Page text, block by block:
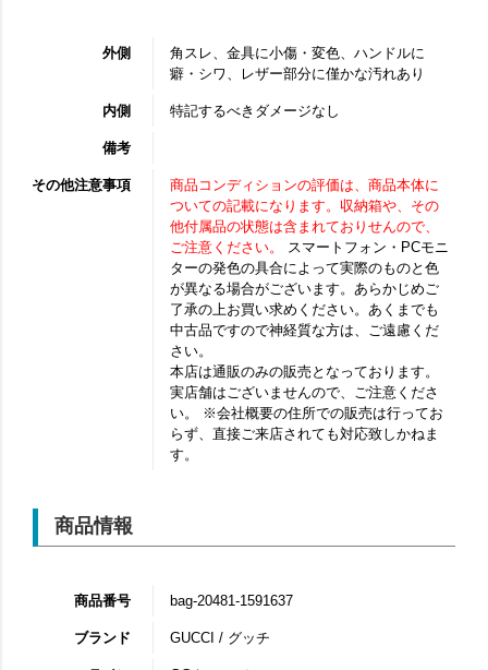
外側
角スレ、金具に小傷・変色、ハンドルに
癖・シワ、レザー部分に僅かな汚れあり
内側 特記するべきダメージなし
備考
その他注意事項
商品コンディションの評価は、商品本体に
ついての記載になります。収納箱や、その
他付属品の状態は含まれておりせんので、
ご注意ください。
スマートフォン・PCモニ
ターの発色の具合によって実際のものと色
が異なる場合がございます。あらかじめご
了承の上お買い求めください。あくまでも
中古品ですので神経質な方は、ご遠慮くだ
さい。
本店は通販のみの販売となっております。
実店舗はございませんので、ご注意くださ
い。 ※会社概要の住所での販売は行ってお
らず、直接ご来店されても対応致しかねま
す。
商品情報
商品番号 bag-20481-1591637
ブランド GUCCI / グッチ